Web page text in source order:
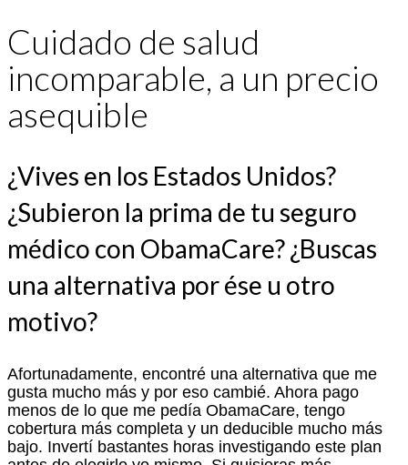
Cuidado de salud
incomparable, a un precio
asequible
¿Vives en los Estados Unidos?
¿Subieron la prima de tu seguro
médico con ObamaCare? ¿Buscas
una alternativa por ése u otro
motivo?
Afortunadamente, encontré una alternativa que me
gusta mucho más y por eso cambié. Ahora pago
menos de lo que me pedía ObamaCare, tengo
cobertura más completa y un deducible mucho más
bajo. Invertí bastantes horas investigando este plan